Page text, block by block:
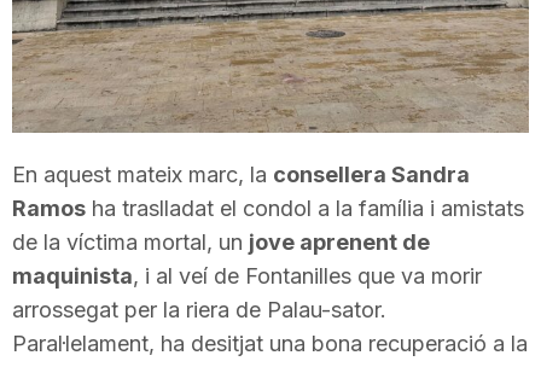
r
r
g
o
En aquest mateix marc, la consellera Sandra
Ramos ha traslladat el condol a la família i amistats
de la víctima mortal, un jove aprenent de
maquinista, i al veí de Fontanilles que va morir
arrossegat per la riera de Palau-sator.
Paral·lelament, ha desitjat una bona recuperació a la